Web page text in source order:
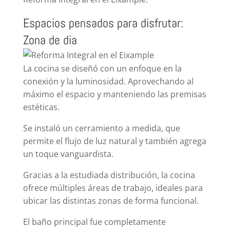
Espacios pensados para disfrutar:
Zona de dia
La cocina se diseñó con un enfoque en la
conexión y la luminosidad. Aprovechando al
máximo el espacio y manteniendo las premisas
estéticas.
Se instaló un cerramiento a medida, que
permite el flujo de luz natural y también agrega
un toque vanguardista.
Gracias a la estudiada distribución, la cocina
ofrece múltiples áreas de trabajo, ideales para
ubicar las distintas zonas de forma funcional.
El baño principal fue completamente